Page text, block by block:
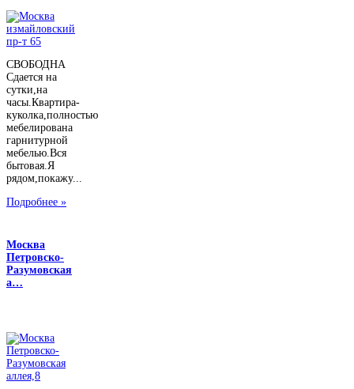
СВОБОДНА
Сдается на
сутки,на
часы.Квартира-
куколка,полностью
мебелирована
гарнитурной
мебелью.Вся
бытовая.Я
рядом,покажу...
Подробнее »
Москва
Петровско-
Разумовская
а…